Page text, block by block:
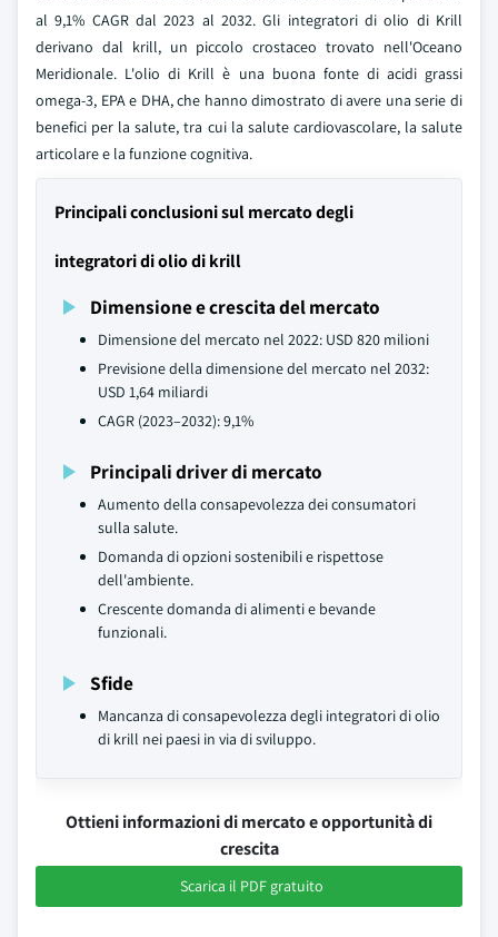
al 9,1% CAGR dal 2023 al 2032. Gli integratori di olio di Krill
derivano dal krill, un piccolo crostaceo trovato nell'Oceano
Meridionale. L'olio di Krill è una buona fonte di acidi grassi
omega-3, EPA e DHA, che hanno dimostrato di avere una serie di
benefici per la salute, tra cui la salute cardiovascolare, la salute
articolare e la funzione cognitiva.
Principali conclusioni sul mercato degli
integratori di olio di krill
Dimensione e crescita del mercato
Dimensione del mercato nel 2022: USD 820 milioni
Previsione della dimensione del mercato nel 2032:
USD 1,64 miliardi
CAGR (2023–2032): 9,1%
Principali driver di mercato
Aumento della consapevolezza dei consumatori
sulla salute.
Domanda di opzioni sostenibili e rispettose
dell'ambiente.
Crescente domanda di alimenti e bevande
funzionali.
Sfide
Mancanza di consapevolezza degli integratori di olio
di krill nei paesi in via di sviluppo.
Ottieni informazioni di mercato e opportunità di
crescita
Scarica il PDF gratuito